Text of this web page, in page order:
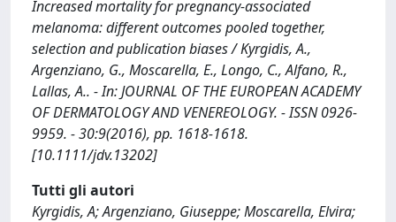
Increased mortality for pregnancy-associated
melanoma: different outcomes pooled together,
selection and publication biases / Kyrgidis, A.,
Argenziano, G., Moscarella, E., Longo, C., Alfano, R.,
Lallas, A.. - In: JOURNAL OF THE EUROPEAN ACADEMY
OF DERMATOLOGY AND VENEREOLOGY. - ISSN 0926-
9959. - 30:9(2016), pp. 1618-1618.
[10.1111/jdv.13202]
Tutti gli autori
Kyrgidis, A; Argenziano, Giuseppe; Moscarella, Elvira;